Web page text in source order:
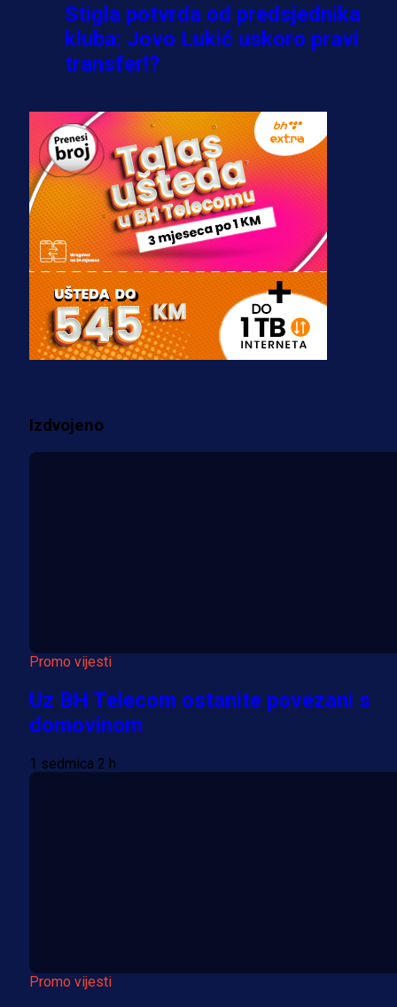
Stigla potvrda od predsjednika
kluba: Jovo Lukić uskoro pravi
transfer!?
A Selekcija
Zmajevi dobili veliko pojačanje:
Fudbaler Olympiacosa želi obući
dres BiH!
3 sedmica 3 dan
Premijer liga BiH
Misimović priveden: SIPA ga tereti
za pranje novca, pretresaju
prostorije FK Borac!
Više vijesti
Izdvojeno
Promo vijesti
Uz BH Telecom ostanite povezani s
domovinom
1 sedmica 2 h
Promo vijesti